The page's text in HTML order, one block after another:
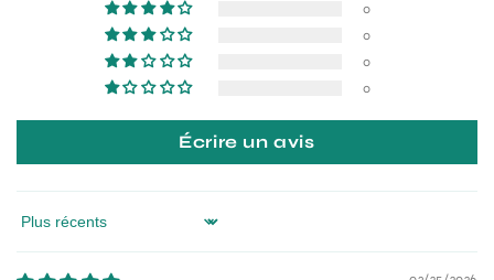
0
0
0
0
Écrire un avis
Sort by